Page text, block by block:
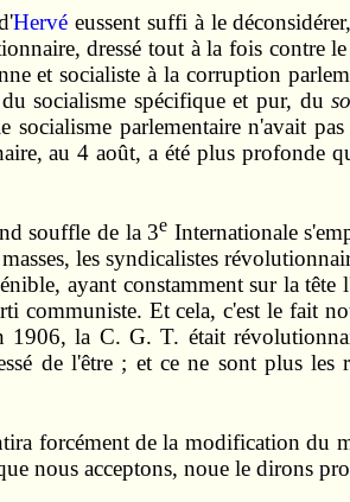
Hervé eussent suffi à le
dressé tout à la fois contre
et socialiste à la corruption
socialisme spécifique et pur, du
parlementaire n'avait
au 4 août, a été plus profonde
souffle de la 3e Internationale
les syndicalistes
ayant constamment sur la tête
communiste. Et cela, c'est le fait
1906, la C. G. T. était
de l'être ; et ce ne sont plus les
forcément de la modification du
nous acceptons, noue le dirons